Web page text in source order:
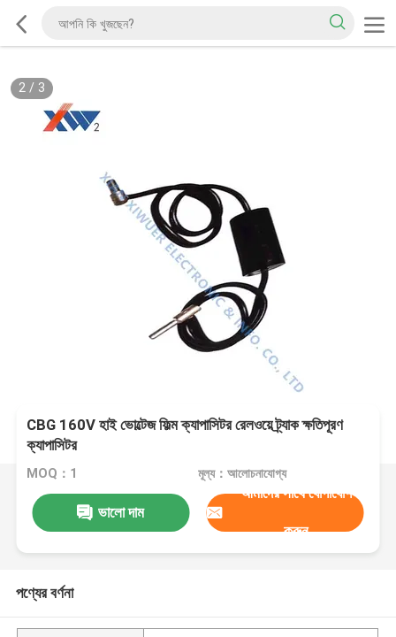
2/ 3
CBG 160V হাই ভোল্টেজ ফিল্ম ক্যাপাসিটর রেলওয়ে ট্র্যাক ক্ষতিপূরণ
ক্যাপাসিটর
MOQ：1 মূল্য：আলোচনাযোগ্য
ভালো দাম
আমাদের সাথে যোগাযোগ
করুন
পণ্যের বর্ণনা